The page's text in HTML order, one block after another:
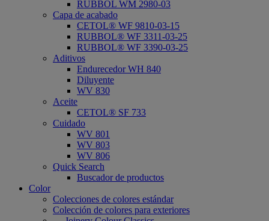
RUBBOL WM 2980-03
Capa de acabado
CETOL® WF 9810-03-15
RUBBOL® WF 3311-03-25
RUBBOL® WF 3390-03-25
Aditivos
Endurecedor WH 840
Diluyente
WV 830
Aceite
CETOL® SF 733
Cuidado
WV 801
WV 803
WV 806
Quick Search
Buscador de productos
Color
Colecciones de colores estándar
Colección de colores para exteriores